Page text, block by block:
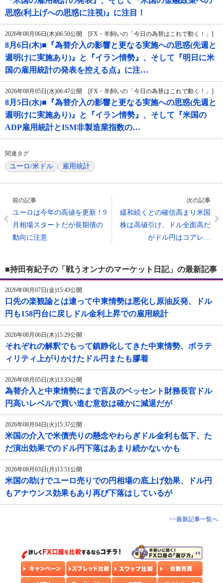
思惑(利上げへの思惑に注視)』に注目！
2026年08月06日(木)06:50公開 [FX・羊飼いの「今日の為替はこれで動く！」]
8月6日(木)■『為替介入の影響と更なる実施への思惑(先週と
週明けに実施あり)』と『イラン情勢』、そして『明日に米
国の雇用統計の発表を控える点』に注…
2026年08月05日(水)06:47公開 [FX・羊飼いの「今日の為替はこれで動く！」]
8月5日(水)■『為替介入の影響と更なる実施への思惑(先週と
週明けに実施あり)』と『イラン情勢』、そして『米国の
ADP雇用統計とISM非製造業指数の…
関連タグ
ユーロ/米ドル 雇用統計
前の記事
ユーロは今年の高値を更新！9
月相場スタートだが長期債の
動向に注意
次の記事
緩和続くとの確信高まり米国
株は高値引け、ドル全面高だ
がドル円はコアレ…
■持田有紀子の「戦うオンナのマーケット日記」の最新記事
2026年08月07日(金)15:43公開
口先の楽観論とは違って中東情勢は悪化し原油反発、ドル
円も158円台に戻しドル金利上昇での雇用統計
2026年08月06日(木)15:29公開
それぞれの解釈でもって鎮静化してきた中東情勢、ボラテ
ィリティ上がりかけたドル円またも膠着
2026年08月05日(水)13:33公開
為替介入と中東情勢にまで言及のベッセント財務長官ドル
円高いレベルで買い進む意欲は確かに減退だが
2026年08月04日(火)15:37公開
米国の介入で米債売りの懸念やわらぎドル金利も低下、た
だ演出効果でのドル円下落はあまり続かないかも
2026年08月03日(月)13:51公開
米国の助けでユーロ売りでの円相場の底上げ効果、ドル円
もアナウンス効果もあり再び下落はしているが
>>最新記事一覧へ